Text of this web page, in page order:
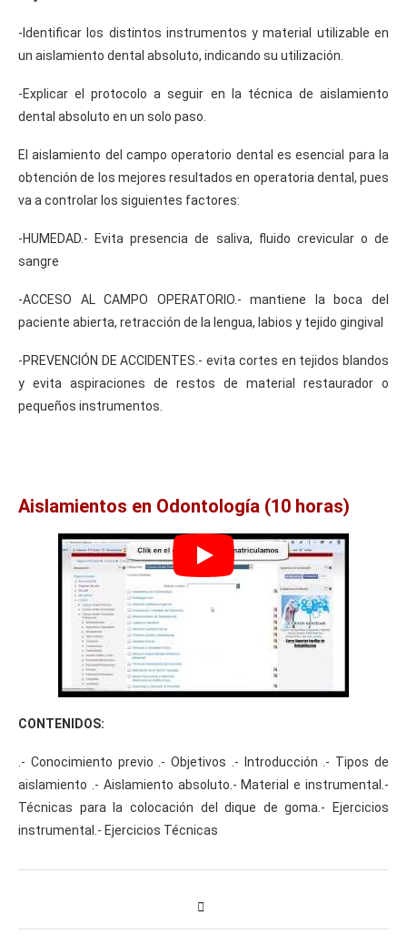
-Identificar los distintos instrumentos y material utilizable en
un aislamiento dental absoluto, indicando su utilización.
-Explicar el protocolo a seguir en la técnica de aislamiento
dental absoluto en un solo paso.
El aislamiento del campo operatorio dental es esencial para la
obtención de los mejores resultados en operatoria dental, pues
va a controlar los siguientes factores:
-HUMEDAD.- Evita presencia de saliva, fluido crevicular o de
sangre
-ACCESO AL CAMPO OPERATORIO.- mantiene la boca del
paciente abierta, retracción de la lengua, labios y tejido gingival
-PREVENCIÓN DE ACCIDENTES.- evita cortes en tejidos blandos
y evita aspiraciones de restos de material restaurador o
pequeños instrumentos.
Aislamientos en Odontología (10 horas)
CONTENIDOS:
.- Conocimiento previo .- Objetivos .- Introducción .- Tipos de
aislamiento .- Aislamiento absoluto.- Material e instrumental.-
Técnicas para la colocación del dique de goma.- Ejercicios
instrumental.- Ejercicios Técnicas